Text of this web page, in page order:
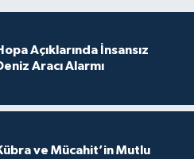
Açıklarında İnsansız
Aracı Alarmı
ve Mücahit’in Mutlu